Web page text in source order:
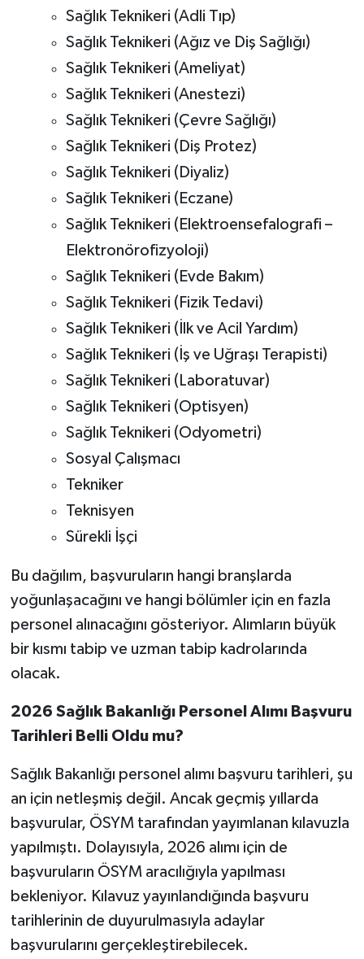
Sağlık Teknikeri (Adli Tıp)
Sağlık Teknikeri (Ağız ve Diş Sağlığı)
Sağlık Teknikeri (Ameliyat)
Sağlık Teknikeri (Anestezi)
Sağlık Teknikeri (Çevre Sağlığı)
Sağlık Teknikeri (Diş Protez)
Sağlık Teknikeri (Diyaliz)
Sağlık Teknikeri (Eczane)
Sağlık Teknikeri (Elektroensefalografi –
Elektronörofizyoloji)
Sağlık Teknikeri (Evde Bakım)
Sağlık Teknikeri (Fizik Tedavi)
Sağlık Teknikeri (İlk ve Acil Yardım)
Sağlık Teknikeri (İş ve Uğraşı Terapisti)
Sağlık Teknikeri (Laboratuvar)
Sağlık Teknikeri (Optisyen)
Sağlık Teknikeri (Odyometri)
Sosyal Çalışmacı
Tekniker
Teknisyen
Sürekli İşçi
Bu dağılım, başvuruların hangi branşlarda
yoğunlaşacağını ve hangi bölümler için en fazla
personel alınacağını gösteriyor. Alımların büyük
bir kısmı tabip ve uzman tabip kadrolarında
olacak.
2026 Sağlık Bakanlığı Personel Alımı Başvuru
Tarihleri Belli Oldu mu?
Sağlık Bakanlığı personel alımı başvuru tarihleri, şu
an için netleşmiş değil. Ancak geçmiş yıllarda
başvurular, ÖSYM tarafından yayımlanan kılavuzla
yapılmıştı. Dolayısıyla, 2026 alımı için de
başvuruların ÖSYM aracılığıyla yapılması
bekleniyor. Kılavuz yayınlandığında başvuru
tarihlerinin de duyurulmasıyla adaylar
başvurularını gerçekleştirebilecek.